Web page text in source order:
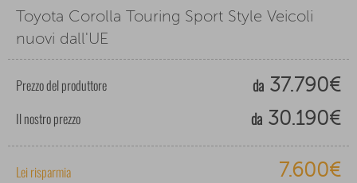
Toyota Corolla Touring Sport Style Veicoli
nuovi dall'UE
Prezzo del produttore da 37.790€
Il nostro prezzo da 30.190€
Lei risparmia 7.600€